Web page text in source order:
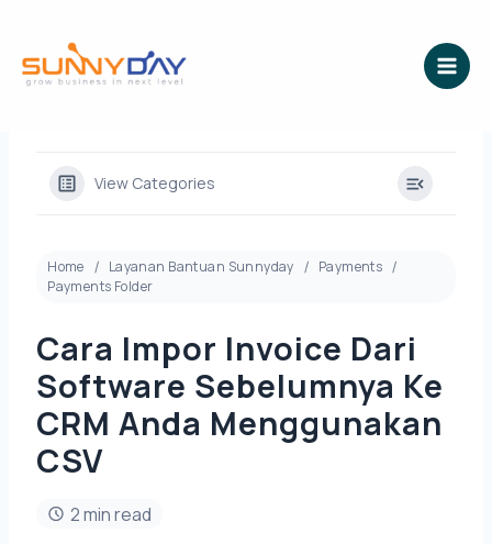
konten
View Categories
Home Layanan Bantuan Sunnyday
Payments
Payments Folder
Cara Impor Invoice Dari
Software Sebelumnya Ke
CRM Anda Menggunakan
CSV
2 min read